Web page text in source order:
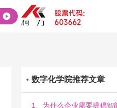
数字化学院推荐文章
1、为什么企业需要提倡智